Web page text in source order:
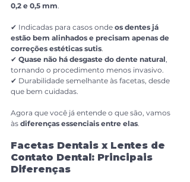
0,2 e 0,5 mm.
✔ Indicadas para casos onde os dentes já
estão bem alinhados e precisam apenas de
correções estéticas sutis.
✔ Quase não há desgaste do dente natural,
tornando o procedimento menos invasivo.
✔ Durabilidade semelhante às facetas, desde
que bem cuidadas.
Agora que você já entende o que são, vamos
às diferenças essenciais entre elas.
Facetas Dentais x Lentes de
Contato Dental: Principais
Diferenças